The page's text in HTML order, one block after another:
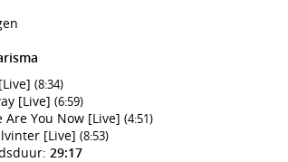
(8:34)
[Live] (6:59)
Are You Now [Live] (4:51)
[Live] (8:53)
29:17